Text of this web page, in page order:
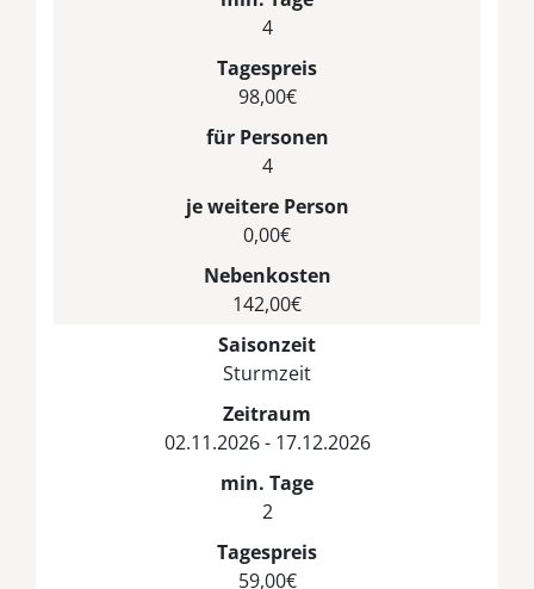
4
Tagespreis
98,00€
für Personen
4
je weitere Person
0,00€
Nebenkosten
142,00€
Saisonzeit
Sturmzeit
Zeitraum
02.11.2026 - 17.12.2026
min. Tage
2
Tagespreis
59,00€